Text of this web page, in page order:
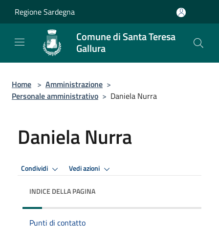
Regione Sardegna
Comune di Santa Teresa
Gallura
Home > Amministrazione >
Personale amministrativo > Daniela Nurra
Daniela Nurra
Condividi Vedi azioni
INDICE DELLA PAGINA
Punti di contatto